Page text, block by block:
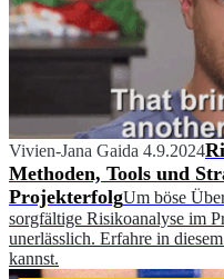
Vivien-Jana Gaida 4.9.2024
Methoden, Tools und
ProjekterfolgUm böse
sorgfältige Risikoanalyse im
unerlässlich. Erfahre in
kannst.